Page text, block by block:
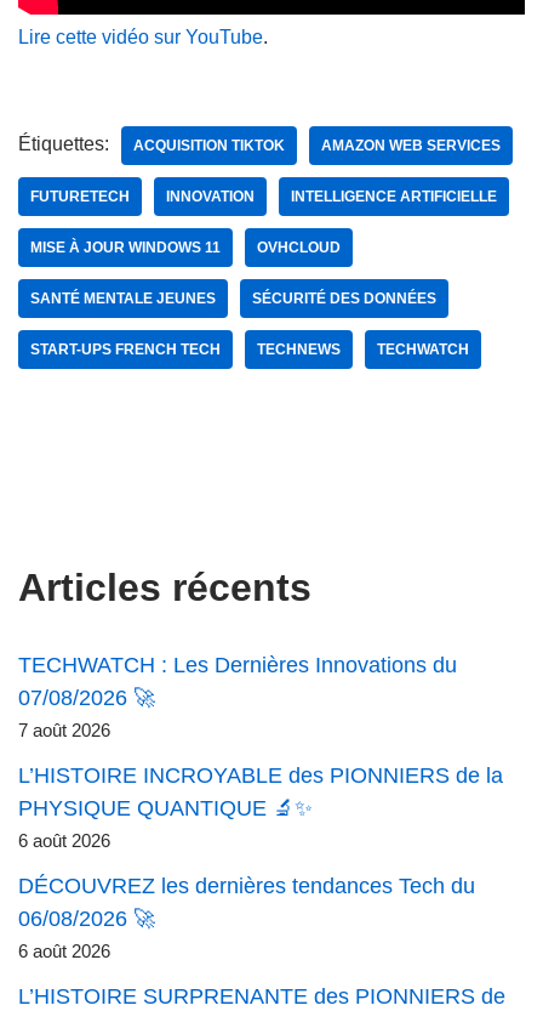
Lire cette vidéo sur YouTube.
Étiquettes: ACQUISITION TIKTOK AMAZON WEB SERVICES
FUTURETECH INNOVATION INTELLIGENCE ARTIFICIELLE
MISE À JOUR WINDOWS 11 OVHCLOUD
SANTÉ MENTALE JEUNES SÉCURITÉ DES DONNÉES
START-UPS FRENCH TECH TECHNEWS TECHWATCH
Articles récents
TECHWATCH : Les Dernières Innovations du
07/08/2026 🚀
7 août 2026
L’HISTOIRE INCROYABLE des PIONNIERS de la
PHYSIQUE QUANTIQUE 🔬✨
6 août 2026
DÉCOUVREZ les dernières tendances Tech du
06/08/2026 🚀
6 août 2026
L’HISTOIRE SURPRENANTE des PIONNIERS de